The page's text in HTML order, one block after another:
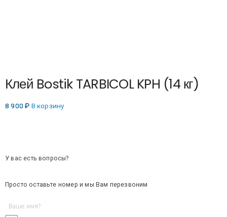
Клей Bostik TARBICOL KPH (14 кг)
8 900₽ В корзину
У вас есть вопросы?
Просто оставьте номер и мы Вам перезвоним